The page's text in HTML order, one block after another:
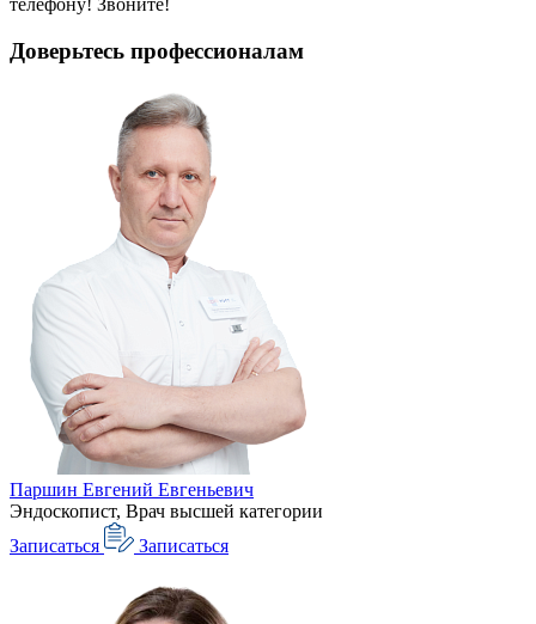
Доверьтесь профессионалам
Паршин Евгений Евгеньевич
Эндоскопист, Врач высшей категории
Записаться
Записаться